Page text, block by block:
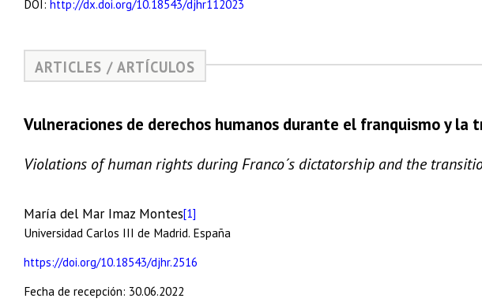
DOI: http://dx.doi.org/10.18543/djhr112023
ARTICLES / ARTÍCULOS
Vulneraciones de derechos humanos durante el franquismo y
Violations of human rights during Franco´s dictatorship and the
María del Mar Imaz Montes[1]
Universidad Carlos III de Madrid. España
https://doi.org/10.18543/djhr.2516
Fecha de recepción: 30.06.2022